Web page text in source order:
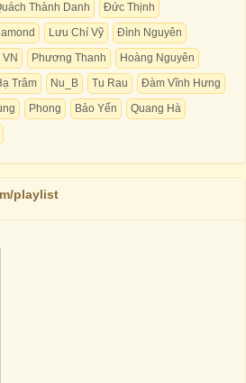
Thành Danh
Đức Thịnh
Lưu Chí Vỹ
Đình Nguyên
Phương Thanh
Hoàng Nguyên
Trâm Nu_B Tu Rau
Đàm Vĩnh Hưng
Phong Bảo Yến
Quang Hà
playlist